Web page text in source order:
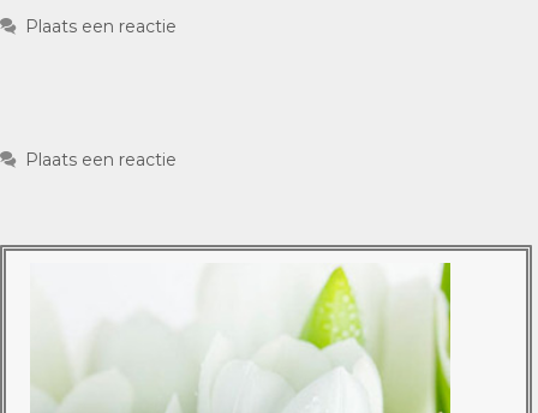
Plaats een reactie
Plaats een reactie